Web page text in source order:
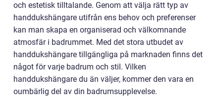
och estetisk tilltalande. Genom att välja rätt typ av
handdukshängare utifrån ens behov och preferenser
kan man skapa en organiserad och välkomnande
atmosfär i badrummet. Med det stora utbudet av
handdukshängare tillgängliga på marknaden finns det
något för varje badrum och stil. Vilken
handdukshängare du än väljer, kommer den vara en
oumbärlig del av din badrumsupplevelse.